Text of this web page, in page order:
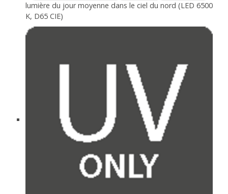
lumière du jour moyenne dans le ciel du nord (LED 6500
K, D65 CIE)